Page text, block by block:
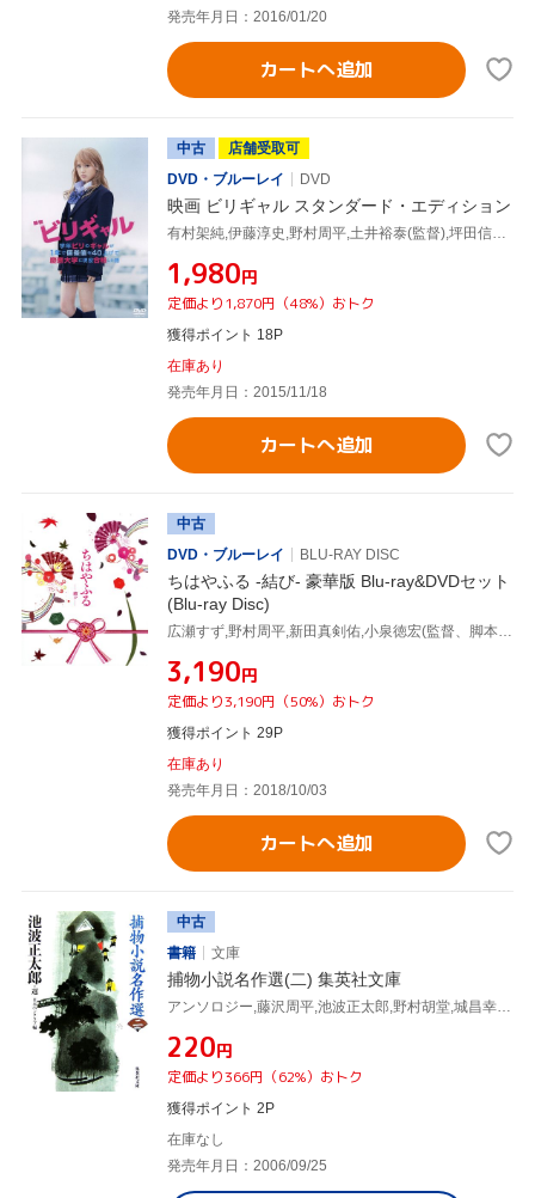
発売年月日：2016/01/20
カートへ追加
中古
店舗受取可
DVD・ブルーレイ
DVD
映画 ビリギャル スタンダード・エディション
有村架純,伊藤淳史,野村周平,土井裕泰(監督),坪田信貴(原作),瀬川英史(音楽)
¥1,980円
定価より1,870円（48%）おトク
獲得ポイント 18P
在庫あり
発売年月日：2015/11/18
カートへ追加
中古
DVD・ブルーレイ
BLU-RAY DISC
ちはやふる -結び- 豪華版 Blu-ray&DVDセット
(Blu-ray Disc)
広瀬すず,野村周平,新田真剣佑,小泉徳宏(監督、脚本),末次由紀(原作),横山克(音楽)
¥3,190円
定価より3,190円（50%）おトク
獲得ポイント 29P
在庫あり
発売年月日：2018/10/03
カートへ追加
中古
書籍
文庫
捕物小説名作選(二) 集英社文庫
アンソロジー,藤沢周平,池波正太郎,野村胡堂,城昌幸,坂口安吾,村上元三,有明夏夫,日本ペンクラブ
¥220円
定価より366円（62%）おトク
獲得ポイント 2P
在庫なし
発売年月日：2006/09/25